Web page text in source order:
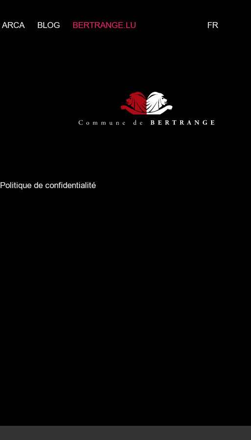
ARCA BLOG BERTRANGE.LU FR
Politique de confidentialité